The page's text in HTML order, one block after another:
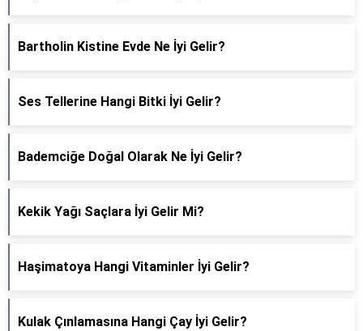
Bartholin Kistine Evde Ne İyi Gelir?
Ses Tellerine Hangi Bitki İyi Gelir?
Bademciğe Doğal Olarak Ne İyi Gelir?
Kekik Yağı Saçlara İyi Gelir Mi?
Haşimatoya Hangi Vitaminler İyi Gelir?
Kulak Çınlamasına Hangi Çay İyi Gelir?